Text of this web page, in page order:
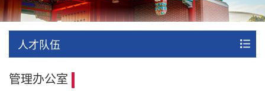
人才队伍
管理办公室